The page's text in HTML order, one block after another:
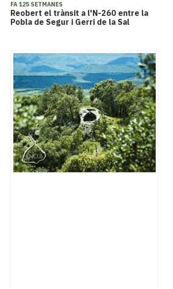
FA 125 SETMANES
Reobert el trànsit a l'N-260 entre la
Pobla de Segur i Gerri de la Sal